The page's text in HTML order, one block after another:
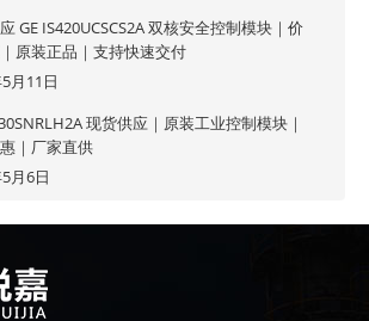
GE IS420UCSCS2A 双核安全控制模块｜价
原装正品｜支持快速交付
月11日
现货供应｜原装工业控制模块｜
｜厂家直供
月6日